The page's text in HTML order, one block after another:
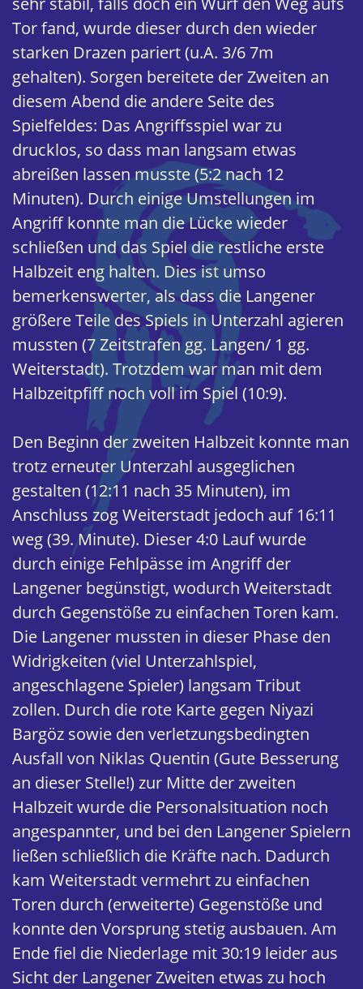
Tor fand, wurde dieser durch den wieder
starken Drazen pariert (u.A. 3/6 7m
gehalten). Sorgen bereitete der Zweiten an
diesem Abend die andere Seite des
Spielfeldes: Das Angriffsspiel war zu
drucklos, so dass man langsam etwas
abreißen lassen musste (5:2 nach 12
Minuten). Durch einige Umstellungen im
Angriff konnte man die Lücke wieder
schließen und das Spiel die restliche erste
Halbzeit eng halten. Dies ist umso
bemerkenswerter, als dass die Langener
größere Teile des Spiels in Unterzahl agieren
mussten (7 Zeitstrafen gg. Langen/ 1 gg.
Weiterstadt). Trotzdem war man mit dem
Halbzeitpfiff noch voll im Spiel (10:9).
Den Beginn der zweiten Halbzeit konnte man
trotz erneuter Unterzahl ausgeglichen
gestalten (12:11 nach 35 Minuten), im
Anschluss zog Weiterstadt jedoch auf 16:11
weg (39. Minute). Dieser 4:0 Lauf wurde
durch einige Fehlpässe im Angriff der
Langener begünstigt, wodurch Weiterstadt
durch Gegenstöße zu einfachen Toren kam.
Die Langener mussten in dieser Phase den
Widrigkeiten (viel Unterzahlspiel,
angeschlagene Spieler) langsam Tribut
zollen. Durch die rote Karte gegen Niyazi
Bargöz sowie den verletzungsbedingten
Ausfall von Niklas Quentin (Gute Besserung
an dieser Stelle!) zur Mitte der zweiten
Halbzeit wurde die Personalsituation noch
angespannter, und bei den Langener Spielern
ließen schließlich die Kräfte nach. Dadurch
kam Weiterstadt vermehrt zu einfachen
Toren durch (erweiterte) Gegenstöße und
konnte den Vorsprung stetig ausbauen. Am
Ende fiel die Niederlage mit 30:19 leider aus
Sicht der Langener Zweiten etwas zu hoch